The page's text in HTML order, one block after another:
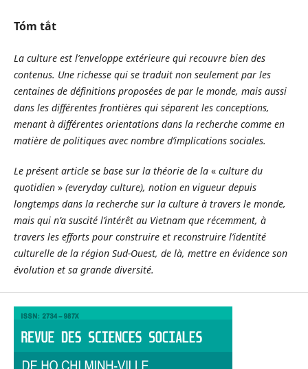
Tóm tắt
La culture est l’enveloppe extérieure qui recouvre bien des
contenus. Une richesse qui se traduit non seulement par les
centaines de définitions proposées de par le monde, mais aussi
dans les différentes frontières qui séparent les conceptions,
menant à différentes orientations dans la recherche comme en
matière de politiques avec nombre d’implications sociales.
Le présent article se base sur la théorie de la «culture du
quotidien »(everyday culture), notion en vigueur depuis
longtemps dans la recherche sur la culture à travers le monde,
mais qui n’a suscité l’intérêt au Vietnam que récemment, à
travers les efforts pour construire et reconstruire l’identité
culturelle de la région Sud-Ouest, de là, mettre en évidence son
évolution et sa grande diversité.